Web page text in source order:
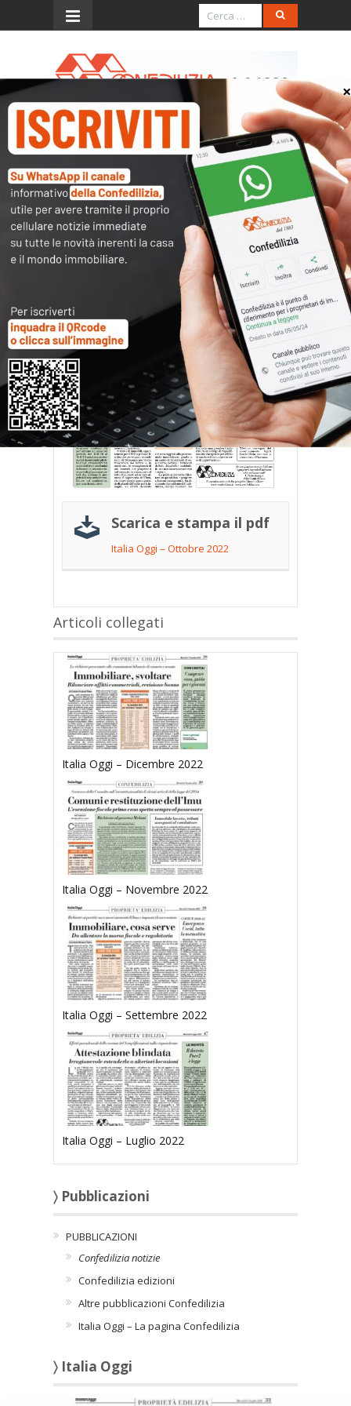
Menu
Italia Oggi – Ottobre 2022
Scarica e stampa il pdf
Italia Oggi – Ottobre 2022
Articoli collegati
Italia Oggi – Dicembre 2022
Italia Oggi – Novembre 2022
Italia Oggi – Settembre 2022
Italia Oggi – Luglio 2022
〉 Pubblicazioni
PUBBLICAZIONI
Confedilizia notizie
Confedilizia edizioni
Altre pubblicazioni Confedilizia
Italia Oggi – La pagina Confedilizia
〉 Italia Oggi